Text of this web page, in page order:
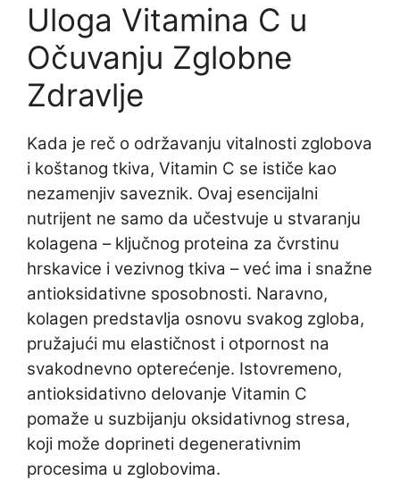
Uloga Vitamina C u
Očuvanju Zglobne
Zdravlje
Kada je reč o održavanju vitalnosti zglobova
i koštanog tkiva, Vitamin C se ističe kao
nezamenjiv saveznik. Ovaj esencijalni
nutrijent ne samo da učestvuje u stvaranju
kolagena – ključnog proteina za čvrstinu
hrskavice i vezivnog tkiva – već ima i snažne
antioksidativne sposobnosti. Naravno,
kolagen predstavlja osnovu svakog zgloba,
pružajući mu elastičnost i otpornost na
svakodnevno opterećenje. Istovremeno,
antioksidativno delovanje Vitamin C
pomaže u suzbijanju oksidativnog stresa,
koji može doprineti degenerativnim
procesima u zglobovima.